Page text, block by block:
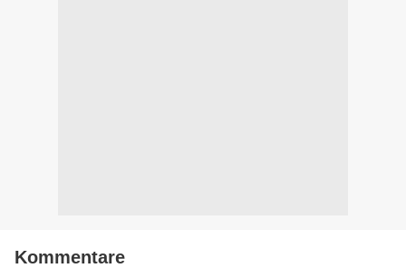
Kommentare